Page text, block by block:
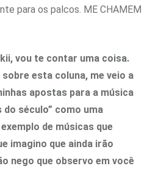
para os palcos. ME CHAMEM
vou te contar uma coisa.
esta coluna, me veio a
apostas para a música
do século” como uma
de músicas que
imagino que ainda irão
nego que observo em você